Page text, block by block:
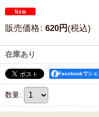
販売価格: 620円 (税込)
在庫あり
Facebookでシェ
数量: